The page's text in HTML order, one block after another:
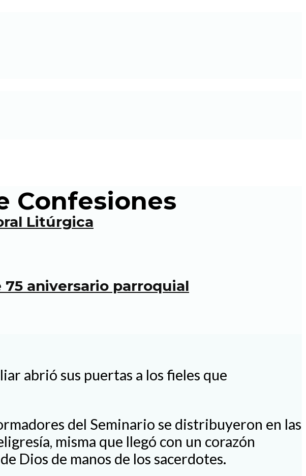
Litúrgica
75 aniversario parroquial
Confesiones
abrió sus puertas a los fieles que
del Seminario se distribuyeron en las
misma que llegó con un corazón
Dios de manos de los sacerdotes.